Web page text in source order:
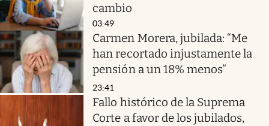
cambio
03:49
Carmen Morera, jubilada: “Me
han recortado injustamente la
pensión a un 18% menos”
23:41
Fallo histórico de la Suprema
Corte a favor de los jubilados,